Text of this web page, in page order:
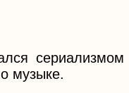
музыке.